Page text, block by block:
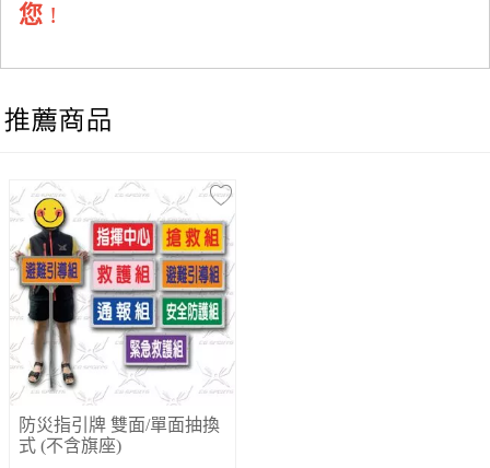
您 !
防災指引牌 雙面/單面抽換
式 (不含旗座)